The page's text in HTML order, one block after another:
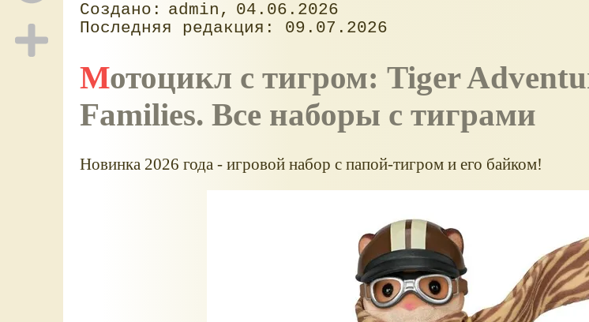
admin
04.06.2026
09.07.2026
Мотоцикл с тигром: Tiger Adventure Sylvanian
Families. Все наборы с тиграми
Новинка 2026 года - игровой набор с папой-тигром и его байком!